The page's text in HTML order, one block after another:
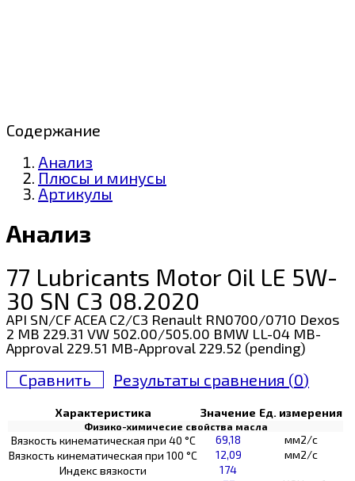
Содержание
Анализ
Плюсы и минусы
Артикулы
Анализ
77 Lubricants Motor Oil LE 5W-
30 SN C3 08.2020
API SN/CF ACEA C2/C3 Renault RN0700/0710 Dexos
2 MB 229.31 VW 502.00/505.00 BMW LL-04 MB-
Approval 229.51 MB-Approval 229.52 (pending)
Сравнить Результаты сравнения (0)
Характеристика Значение Ед. измерения
Физико-химичесие свойства масла
Вязкость кинематическая при 40 °С 69,18
мм2/с
Вязкость кинематическая при 100 °С
12,09
мм2/с
Индекс вязкости
174